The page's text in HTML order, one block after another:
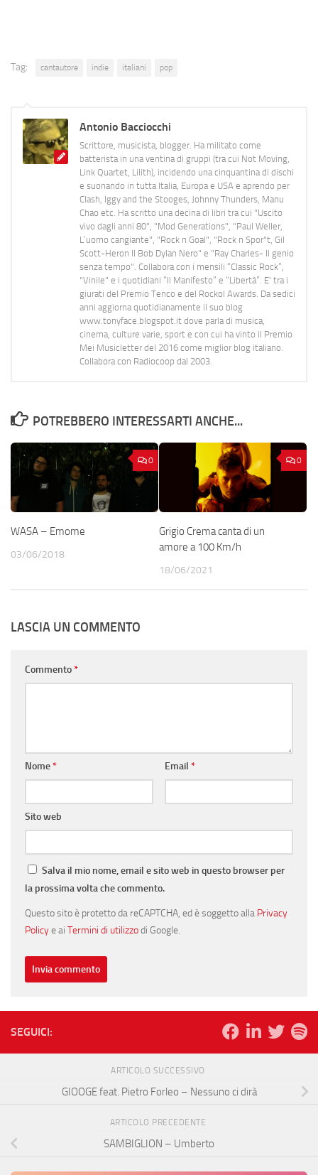
Tag: cantautore indie italiani pop
Antonio Bacciocchi
Scrittore, musicista, blogger. Ha militato come
batterista in una ventina di gruppi (tra cui Not Moving,
Link Quartet, Lilith), incidendo una cinquantina di dischi
e suonando in tutta Italia, Europa e USA e aprendo per
Clash, Iggy and the Stooges, Johnny Thunders, Manu
Chao etc. Ha scritto una decina di libri tra cui "Uscito
vivo dagli anni 80", "Mod Generations", "Paul Weller,
L’uomo cangiante", "Rock n Goal", "Rock n Spor"t, Gil
Scott-Heron Il Bob Dylan Nero" e "Ray Charles- Il genio
senza tempo". Collabora con i mensili “Classic Rock”,
"Vinile" e i quotidiani “Il Manifesto” e “Libertà”. E' tra i
giurati del Premio Tenco e del Rockol Awards. Da sedici
anni aggiorna quotidianamente il suo blog
www.tonyface.blogspot.it dove parla di musica,
cinema, culture varie, sport e con cui ha vinto il Premio
Mei Musicletter del 2016 come miglior blog italiano.
Collabora con Radiocoop dal 2003.
POTREBBERO INTERESSARTI ANCHE...
0
WASA – Emome
03/06/2018
0
Grigio Crema canta di un
amore a 100 Km/h
18/06/2021
LASCIA UN COMMENTO
Commento*
Nome* Email *
Sito web
Salva il mio nome, email e sito web in questo browser per
la prossima volta che commento.
Questo sito è protetto da reCAPTCHA, ed è soggetto alla Privacy
Policye ai Termini di utilizzodi Google.
SEGUICI:
ARTICOLO SUCCESSIVO
GIOOGE feat. Pietro Forleo – Nessuno ci dirà
ARTICOLO PRECEDENTE
SAMBIGLION – Umberto